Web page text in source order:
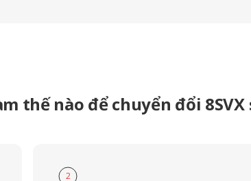
thế nào để chuyển đổi 8SVX
2